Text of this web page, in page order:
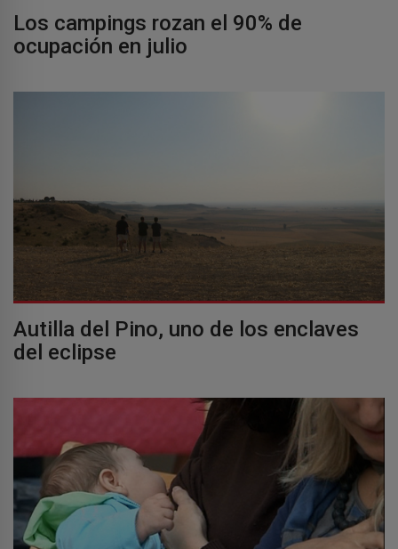
Los campings rozan el 90% de
ocupación en julio
Autilla del Pino, uno de los enclaves
del eclipse